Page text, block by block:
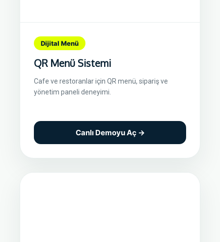
Dijital Menü
QR Menü Sistemi
Cafe ve restoranlar için QR menü, sipariş ve
yönetim paneli deneyimi.
Canlı Demoyu Aç →